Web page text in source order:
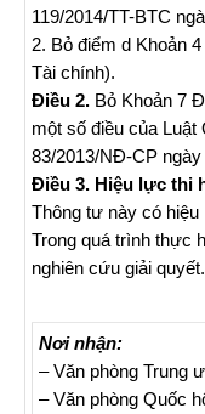
119/2014/TT-BTC
2. Bỏ điểm d Khoản
Tài chính).
Điều 2. Bỏ Khoản 7
một số điều của Luật
83/2013/NĐ-CP
Điều 3. Hiệu lực thi
Thông tư này có
Trong quá trình thực
nghiên cứu giải
Nơi nhận:
– Văn phòng Trung
– Văn phòng Quốc